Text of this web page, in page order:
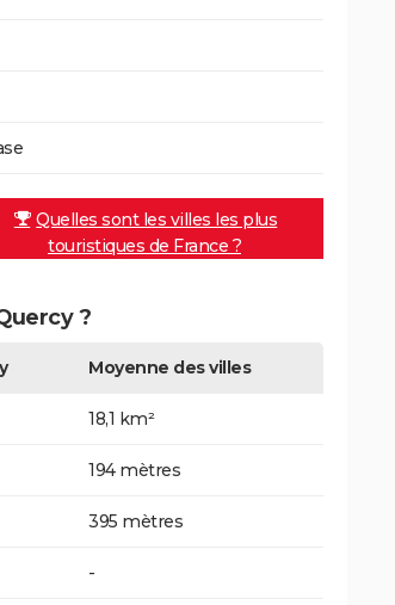
Quelles sont les villes les plus
touristiques de France ?
?
Moyenne des villes
18,1 km²
194 mètres
395 mètres
-